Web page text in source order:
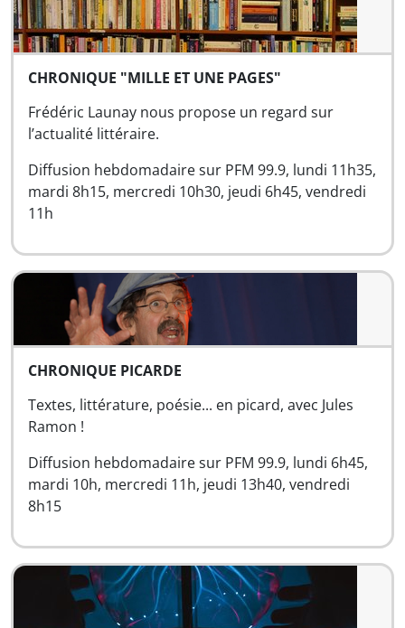
CHRONIQUE "MILLE ET UNE PAGES"
Frédéric Launay nous propose un regard sur
l’actualité littéraire.
Diffusion hebdomadaire sur PFM 99.9, lundi 11h35,
mardi 8h15, mercredi 10h30, jeudi 6h45, vendredi
11h
CHRONIQUE PICARDE
Textes, littérature, poésie... en picard, avec Jules
Ramon !
Diffusion hebdomadaire sur PFM 99.9, lundi 6h45,
mardi 10h, mercredi 11h, jeudi 13h40, vendredi
8h15